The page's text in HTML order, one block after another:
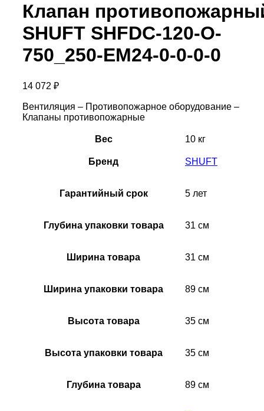
Клапан
SHUFT SHFDC-120-O-
750_250-EM24-0-0-0-0
14 072 ₽
Вентиляция – Противопожарное оборудование –
Клапаны противопожарные
Вес 10 кг
Бренд SHUFT
Гарантийный срок 5 лет
Глубина упаковки товара 31 см
Ширина товара 31 см
Ширина упаковки товара 89 см
Высота товара 35 см
Высота упаковки товара 35 см
Глубина товара 89 см